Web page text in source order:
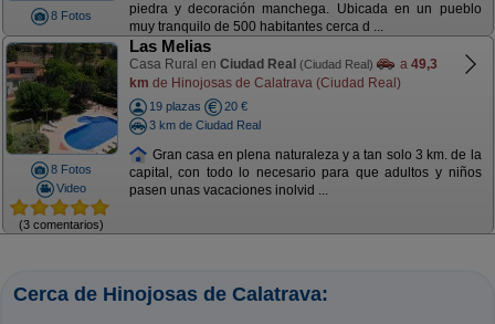
8 Fotos
piedra y decoración manchega. Ubicada en un pueblo
muy tranquilo de 500 habitantes cerca d ...
8 Fotos
Video
(3 comentarios)
Las Melias
Casa Rural en Ciudad Real (Ciudad Real) a 49,3
km de Hinojosas de Calatrava (Ciudad Real)
19 plazas
20 €
3 km de Ciudad Real
Gran casa en plena naturaleza y a tan solo 3 km. de la
capital, con todo lo necesario para que adultos y niños
pasen unas vacaciones inolvid ...
Cerca de Hinojosas de Calatrava: